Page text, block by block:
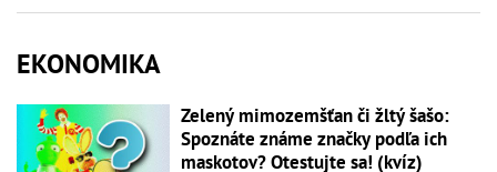
EKONOMIKA
Zelený mimozemšťan či žltý šašo:
Spoznáte známe značky podľa ich
maskotov? Otestujte sa! (kvíz)